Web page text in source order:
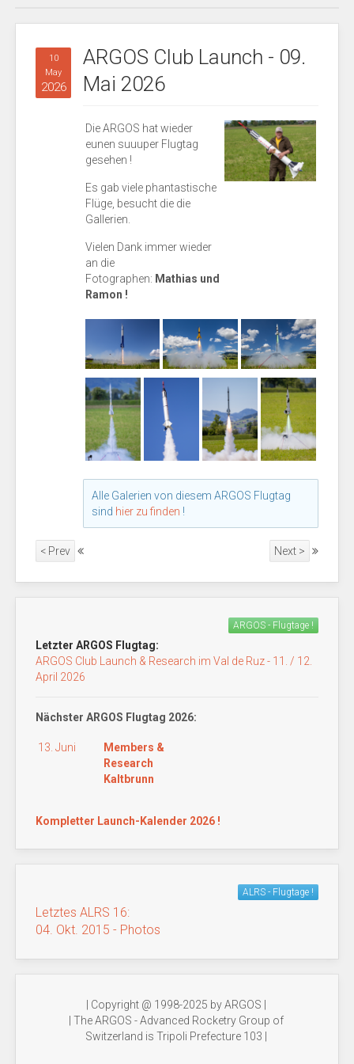
10
May
2026
ARGOS Club Launch - 09.
Mai 2026
Die ARGOS hat wieder
eunen suuuper Flugtag
gesehen !
Es gab viele phantastische
Flüge, besucht die die
Gallerien.
Vielen Dank immer wieder
an die
Fotographen: Mathias und
Ramon !
Alle Galerien von diesem ARGOS Flugtag
sind hier zu finden !
< Prev Next >
ARGOS - Flugtage !
Letzter ARGOS Flugtag:
ARGOS Club Launch & Research im Val de Ruz - 11. / 12.
April 2026
Nächster ARGOS Flugtag 2026:
13. Juni
Members &
Research
Kaltbrunn
Kompletter Launch-Kalender 2026 !
ALRS - Flugtage !
Letztes ALRS 16:
04. Okt. 2015 - Photos
| Copyright @ 1998-2025 by ARGOS |
| The ARGOS - Advanced Rocketry Group of
Switzerland is Tripoli Prefecture 103 |